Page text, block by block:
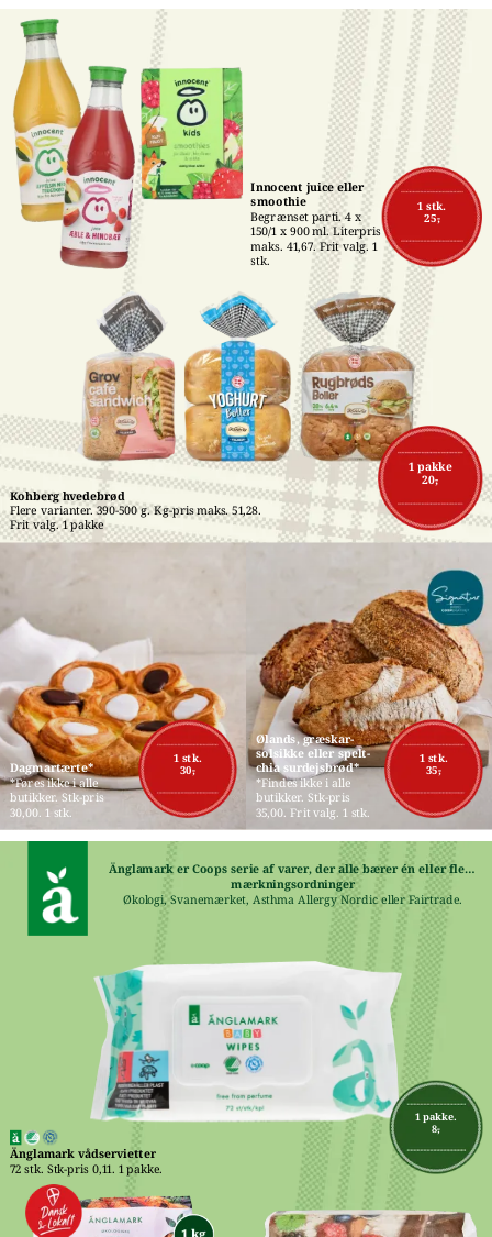
1 pakke
20,-
Kohberg hvedebrød
Flere varianter. 390-500 g. Kg-pris maks. 51,28.
Frit valg. 1 pakke
1 stk.
25,-
Innocent juice eller
smoothie
Begrænset parti. 4 x
150/1 x 900 ml. Literpris
maks. 41,67. Frit valg. 1
stk.
1 stk.
30,-
Dagmartærte*
*Føres ikke i alle
butikker. Stk-pris
30,00. 1 stk.
1 stk.
35,-
Ølands, græskar-
solsikke eller spelt-
chia surdejsbrød*
*Findes ikke i alle
butikker. Stk-pris
35,00. Frit valg. 1 stk.
1 pakke.
8,-
Änglamark vådservietter
72 stk. Stk-pris 0,11. 1 pakke.
Änglamark er Coops serie af varer, der alle bærer én eller flere
mærkningsordninger
Økologi, Svanemærket, Asthma Allergy Nordic eller Fairtrade.